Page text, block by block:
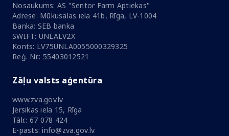
Nosaukums: AS "Sentor Farm Aptiekas"
Adrese: Mūkusalas iela 41b, Rīga, LV-1004
Banka: SEB banka
SWIFT: UNLALV2X
Konts: LV75UNLA0055000329325
Reģ. Nr.: 55403012521
Zāļu valsts aģentūra
www.zva.gov.lv
Jersikas iela 15, Rīga
Tālr.: 67 078 424
E-pasts: info@zva.gov.lv